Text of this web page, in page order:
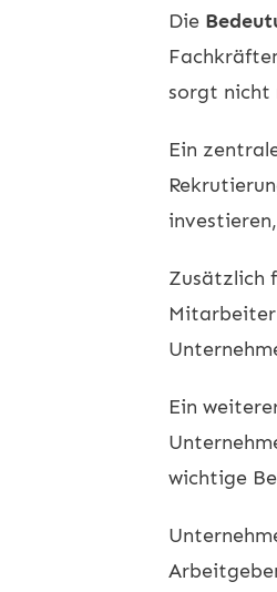
Die
sorgt nicht
Ein
Zusätzlich
Ein
wichtige